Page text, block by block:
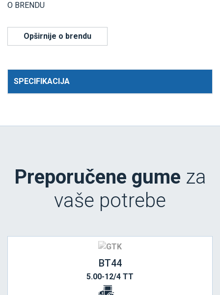
O BRENDU
Opširnije o brendu
SPECIFIKACIJA
Preporučene gume za
vaše potrebe
BT44
5.00-12/4 TT